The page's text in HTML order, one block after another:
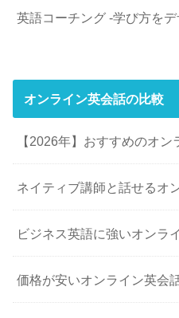
英語コーチング -学び方を
オンライン英会話の比較
【2026年】おすすめのオン
ネイティブ講師と話せるオ
ビジネス英語に強いオンラ
価格が安いオンライン英会